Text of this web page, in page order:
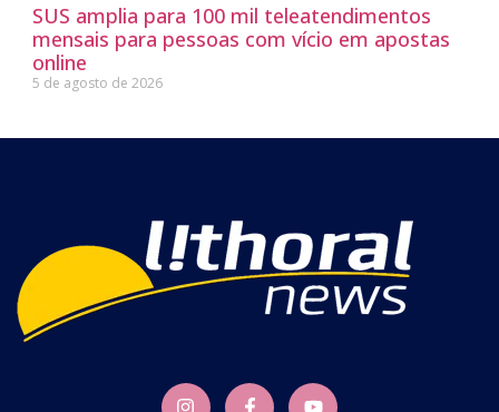
SUS amplia para 100 mil teleatendimentos
mensais para pessoas com vício em apostas
online
5 de agosto de 2026